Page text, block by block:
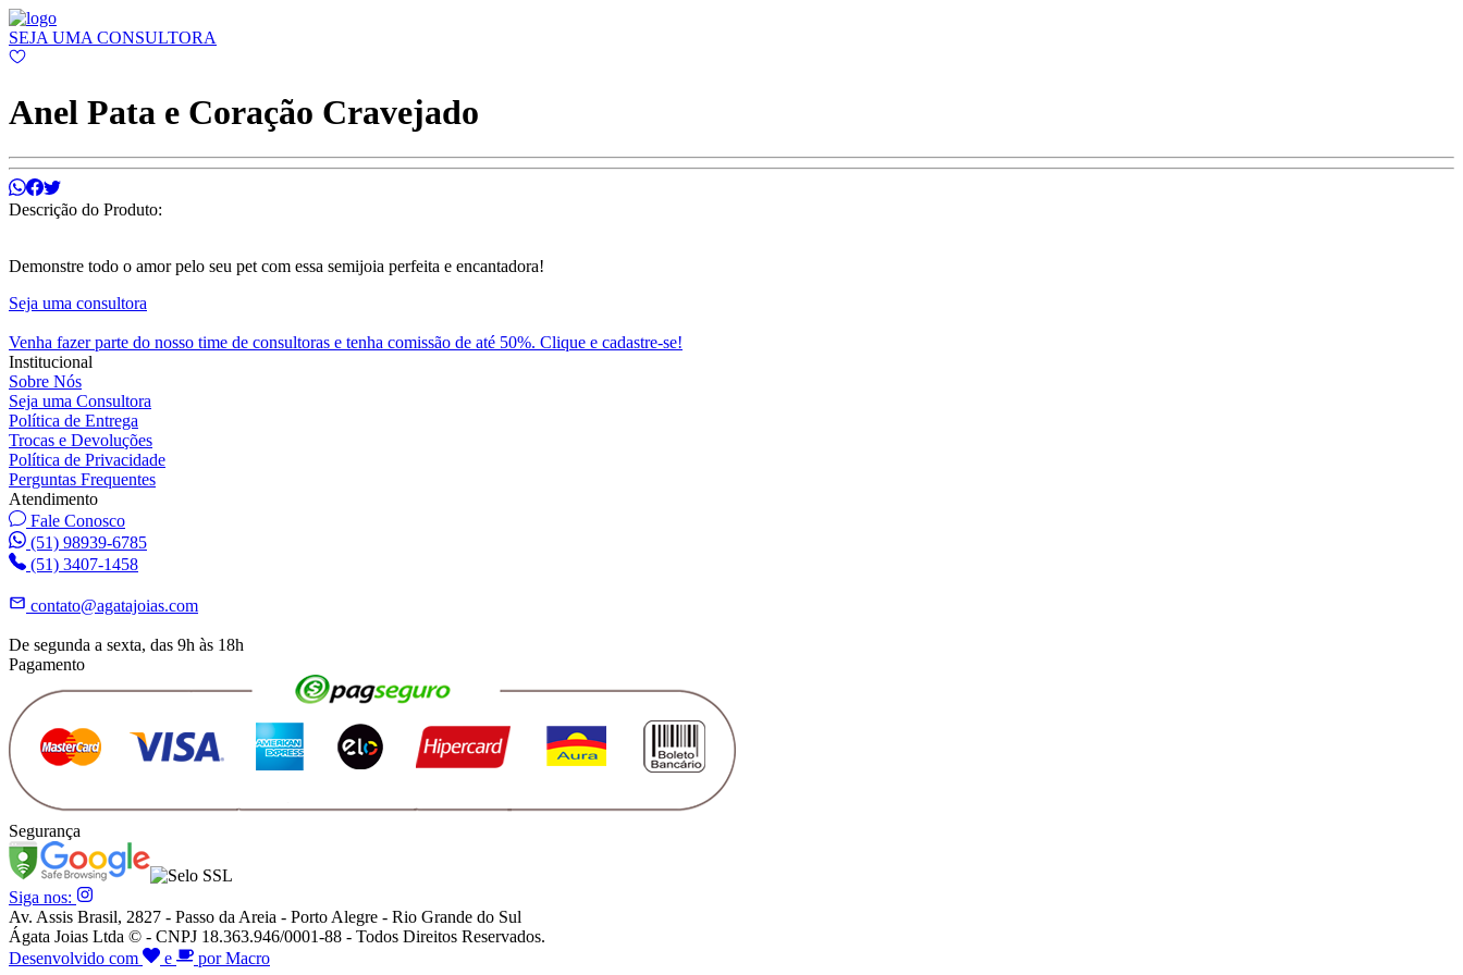
SEJA UMA CONSULTORA
Anel Pata e Coração Cravejado
Descrição do Produto:
Demonstre todo o amor pelo seu pet com essa semijoia perfeita e encantadora!
Seja uma consultora
Venha fazer parte do nosso time de consultoras e tenha comissão de até 50%. Clique e cadastre-se!
Institucional
Sobre Nós
Seja uma Consultora
Política de Entrega
Trocas e Devoluções
Política de Privacidade
Perguntas Frequentes
Atendimento
Fale Conosco
(51) 98939-6785
(51) 3407-1458
contato@agatajoias.com
De segunda a sexta, das 9h às 18h
Pagamento
Segurança
Siga nos:
Av. Assis Brasil, 2827 - Passo da Areia - Porto Alegre - Rio Grande do Sul
Ágata Joias Ltda © - CNPJ 18.363.946/0001-88 - Todos Direitos Reservados.
Desenvolvido com
e por Macro